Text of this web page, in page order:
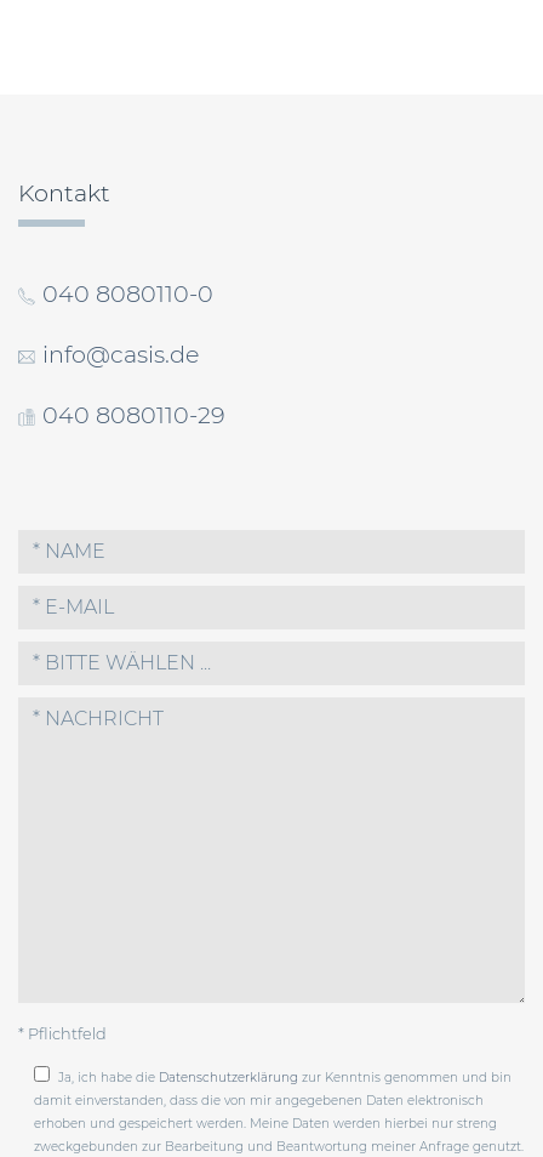
Kontakt
040 8080110-0
info@casis.de
040 8080110-29
* BITTE WÄHLEN ...
* Pflichtfeld
Ja, ich habe die Datenschutzerklärung zur Kenntnis genommen und bin
damit einverstanden, dass die von mir angegebenen Daten elektronisch
erhoben und gespeichert werden. Meine Daten werden hierbei nur streng
zweckgebunden zur Bearbeitung und Beantwortung meiner Anfrage genutzt.